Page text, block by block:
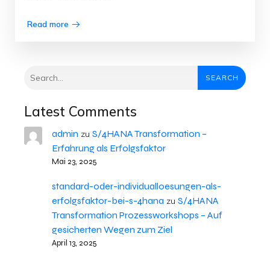
Read more
SEARCH
Latest Comments
admin zu S/4HANA Transformation –
Erfahrung als Erfolgsfaktor
Mai 23, 2025
standard-oder-individualloesungen-als-
erfolgsfaktor-bei-s-4hana zu S/4HANA
Transformation Prozessworkshops – Auf
gesicherten Wegen zum Ziel
April 13, 2025